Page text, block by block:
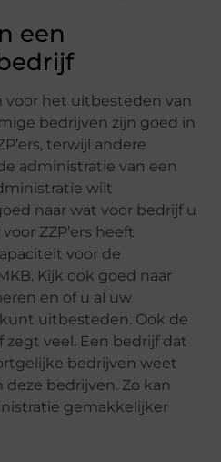
een
voor het uitbesteden van
bedrijven zijn goed in
terwijl andere
administratie van een
wilt
naar wat voor bedrijf u
ZZP’ers heeft
voor de
Kijk ook goed naar
en of u al uw
uitbesteden. Ook de
veel. Een bedrijf dat
bedrijven weet
bedrijven. Zo kan
gemakkelijker